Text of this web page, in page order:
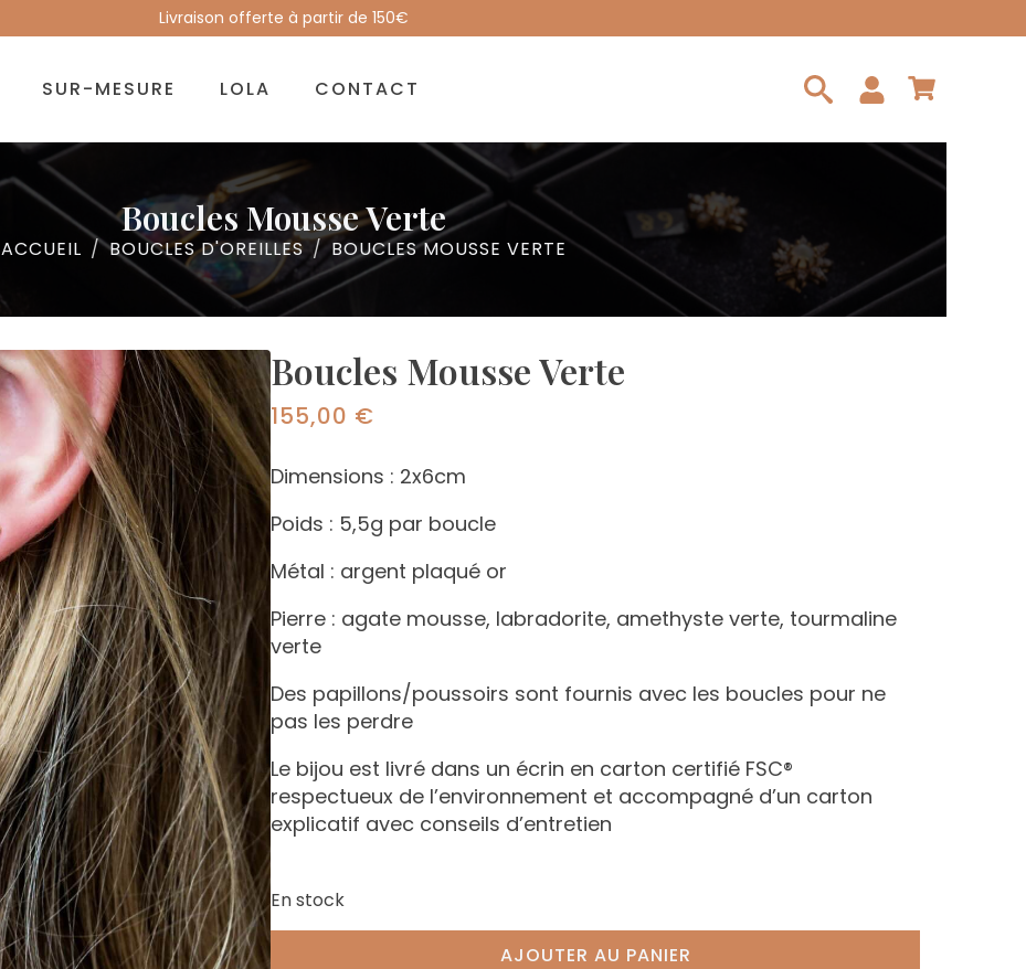
Livraison offerte à partir de 150€
SUR-MESURE LOLA
CONTACT
Boucles Mousse Verte
ACCUEIL BOUCLES D'OREILLES BOUCLES MOUSSE VERTE
Boucles Mousse Verte
155,00 €
Dimensions : 2x6cm
Poids : 5,5g par boucle
Métal : argent plaqué or
Pierre : agate mousse, labradorite, amethyste verte, tourmaline
verte
Des papillons/poussoirs sont fournis avec les boucles pour ne
pas les perdre
Le bijou est livré dans un écrin en carton certifié FSC®
respectueux de l’environnement et accompagné d’un carton
explicatif avec conseils d’entretien
En stock
AJOUTER AU PANIER